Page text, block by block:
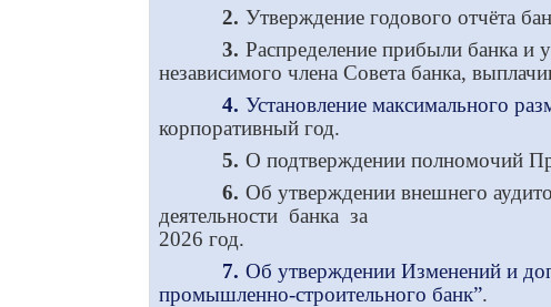
2. Утверждение годового отчёта
3. Распределение прибыли банка и
независимого члена Совета банка,
4. Установление максимального
корпоративный год.
5. О подтверждении полномочий
6. Об утверждении внешнего
деятельности банка за
2026 год.
7. Об утверждении Изменений и
промышленно-строительного банк”.